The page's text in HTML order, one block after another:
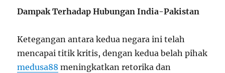
Dampak Terhadap Hubungan India-Pakistan
Ketegangan antara kedua negara ini telah
mencapai titik kritis, dengan kedua belah pihak
medusa88 meningkatkan retorika dan